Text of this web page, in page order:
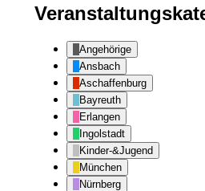
Angehörige
Ansbach
Aschaffenburg
Bayreuth
Erlangen
Ingolstadt
Kinder-&Jugend
München
Nürnberg